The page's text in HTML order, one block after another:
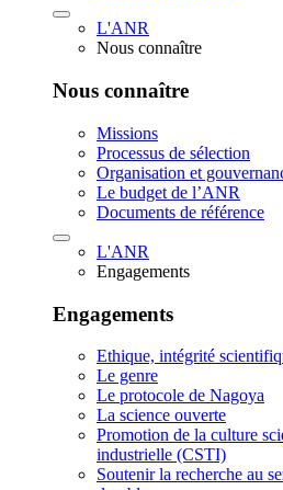
L'ANR
Nous connaître
Nous connaître
Missions
Processus de sélection
Organisation et
Le budget de l’ANR
Documents de référence
L'ANR
Engagements
Engagements
Ethique, intégrité
Le genre
Le protocole de Nagoya
La science ouverte
Promotion de la culture
industrielle (CSTI)
Soutenir la recherche au